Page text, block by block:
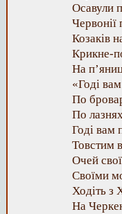
Осавули
Козаків
Крикне-
На
«Годі
По
По
Годі вам
Товстим
Очей
Своїми
Ходіть з
На